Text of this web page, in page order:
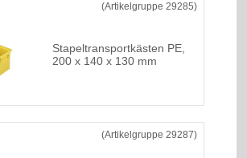
(Artikelgruppe 29285)
Stapeltransportkästen PE,
200 x 140 x 130 mm
(Artikelgruppe 29287)